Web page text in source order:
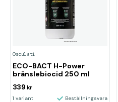
Osculati
ECO-BACT H-Power
bränslebiocid 250 ml
339 kr
1 variant Beställningsvara